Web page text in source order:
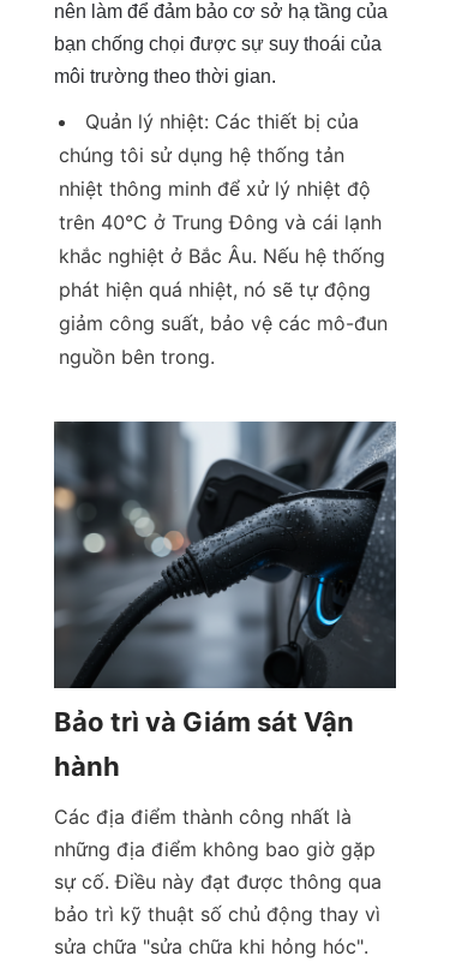
nên làm để đảm bảo cơ sở hạ tầng của
bạn chống chọi được sự suy thoái của
môi trường theo thời gian.
Quản lý nhiệt: Các thiết bị của
chúng tôi sử dụng hệ thống tản
nhiệt thông minh để xử lý nhiệt độ
trên 40°C ở Trung Đông và cái lạnh
khắc nghiệt ở Bắc Âu. Nếu hệ thống
phát hiện quá nhiệt, nó sẽ tự động
giảm công suất, bảo vệ các mô-đun
nguồn bên trong.
Bảo trì và Giám sát Vận
hành
Các địa điểm thành công nhất là
những địa điểm không bao giờ gặp
sự cố. Điều này đạt được thông qua
bảo trì kỹ thuật số chủ động thay vì
sửa chữa "sửa chữa khi hỏng hóc".